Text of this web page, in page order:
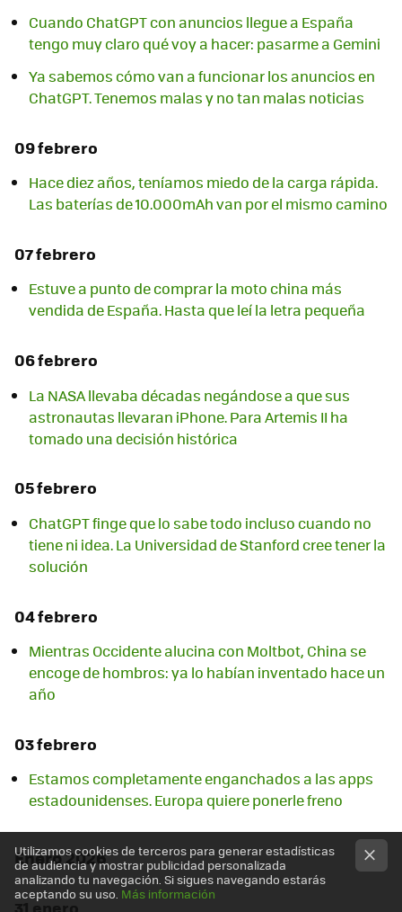
Cuando ChatGPT con anuncios llegue a España
tengo muy claro qué voy a hacer: pasarme a Gemini
Ya sabemos cómo van a funcionar los anuncios en
ChatGPT. Tenemos malas y no tan malas noticias
09 febrero
Hace diez años, teníamos miedo de la carga rápida.
Las baterías de 10.000mAh van por el mismo camino
07 febrero
Estuve a punto de comprar la moto china más
vendida de España. Hasta que leí la letra pequeña
06 febrero
La NASA llevaba décadas negándose a que sus
astronautas llevaran iPhone. Para Artemis II ha
tomado una decisión histórica
05 febrero
ChatGPT finge que lo sabe todo incluso cuando no
tiene ni idea. La Universidad de Stanford cree tener la
solución
04 febrero
Mientras Occidente alucina con Moltbot, China se
encoge de hombros: ya lo habían inventado hace un
año
03 febrero
Estamos completamente enganchados a las apps
estadounidenses. Europa quiere ponerle freno
Enero 2026
Utilizamos cookies de terceros para generar estadísticas
de audiencia y mostrar publicidad personalizada
analizando tu navegación. Si sigues navegando estarás
aceptando su uso. Más información